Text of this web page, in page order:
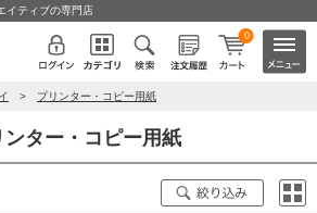
ティブの専門店
0
> プリンター・コピー用紙
ンター・コピー用紙